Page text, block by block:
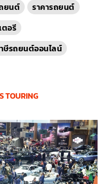
ยนต์
ราคารถยนต์
อรี
ษีรถยนต์ออนไลน์
TOURING